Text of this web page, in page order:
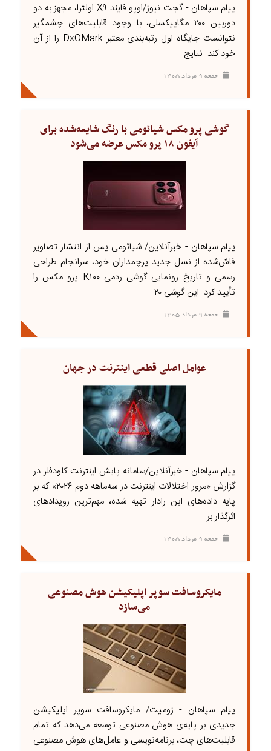
پیام سپاهان - گجت نیوز/اوپو فایند X۹ اولترا، مجهز به دو
دوربین ۲۰۰ مگاپیکسلی، با وجود قابلیت‌های چشمگیر
نتوانست جایگاه اول رتبه‌بندی معتبر DxOMark را از آن
خود کند. نتایج ...
جمعه ۹ مرداد ۱۴۰۵
گوشی پرو مکس شیائومی با رنگ شایعه‌شده برای
آیفون ۱۸ پرو مکس عرضه می‌شود
پیام سپاهان - خبرآنلاین/ شیائومی پس از انتشار تصاویر
فاش‌شده از نسل جدید پرچمداران خود، سرانجام طراحی
رسمی و تاریخ رونمایی گوشی ردمی K۱۰۰ پرو مکس را
تأیید کرد. این گوشی ۲۰ ...
جمعه ۹ مرداد ۱۴۰۵
عوامل اصلی قطعی اینترنت در جهان
پیام سپاهان - خبرآنلاین/سامانه پایش اینترنت کلودفلر در
گزارش «مرور اختلالات اینترنت در سه‌ماهه دوم ۲۰۲۶» که بر
پایه داده‌های این رادار تهیه شده، مهم‌ترین رویدادهای
اثرگذار بر ...
جمعه ۹ مرداد ۱۴۰۵
مایکروسافت سوپر اپلیکیشن هوش مصنوعی
می‌سازد
پیام سپاهان - زومیت/ مایکروسافت سوپر اپلیکیشن
جدیدی بر پایه‌ی هوش مصنوعی توسعه می‌دهد که تمام
قابلیت‌های چت، برنامه‌نویسی و عامل‌های هوش مصنوعی